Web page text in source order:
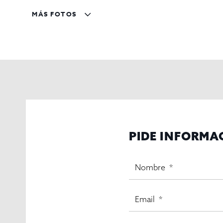
MÁS FOTOS
PIDE